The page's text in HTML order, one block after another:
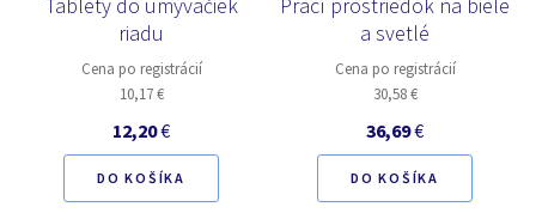
riadu
Cena po registrácií
10,17 €
12,20€
DO KOŠÍKA
a svetlé
Cena po registrácií
30,58 €
36,69€
DO KOŠÍKA